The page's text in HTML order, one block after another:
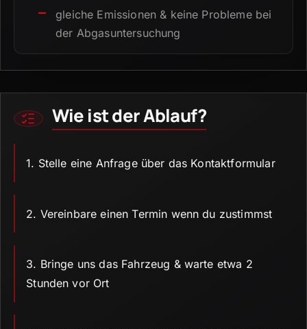
gleiche Emissionen & keine Probleme bei
der Abgasuntersuchung
Wie ist der Ablauf?
1. Stelle eine Anfrage über das Kontaktformular
2. Vereinbare einen Termin wenn du zustimmst
3. Bringe uns das Fahrzeug & warte etwa 2
Stunden vor Ort